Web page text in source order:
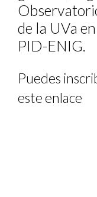
de la UVa
PID-ENIG.
Puedes
este enlace